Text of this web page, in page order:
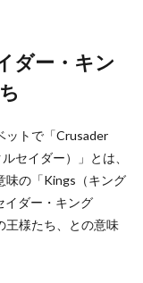
ダー・キン
ットで「Crusader
セイダー）」とは、
味の「Kings（キング
イダー・キング
王様たち、との意味